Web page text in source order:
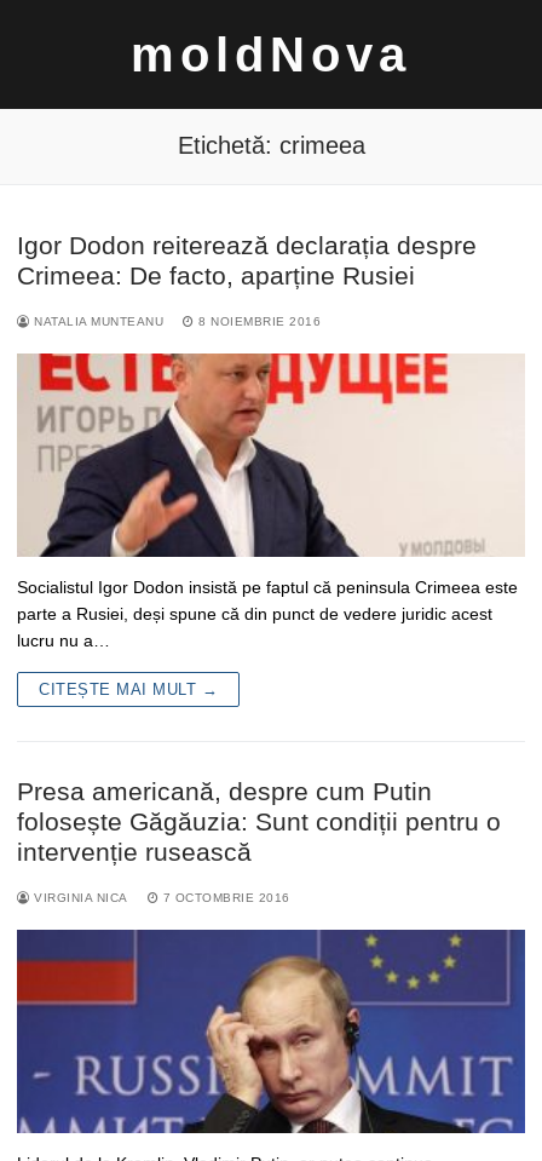
moldNova
Caută
Etichetă: crimeea
Igor Dodon reiterează declarația despre
Crimeea: De facto, aparține Rusiei
NATALIA MUNTEANU 8 NOIEMBRIE 2016
Socialistul Igor Dodon insistă pe faptul că peninsula Crimeea este
parte a Rusiei, deși spune că din punct de vedere juridic acest
lucru nu a…
CITEȘTE MAI MULT →
Presa americană, despre cum Putin
folosește Găgăuzia: Sunt condiții pentru o
intervenție rusească
VIRGINIA NICA 7 OCTOMBRIE 2016